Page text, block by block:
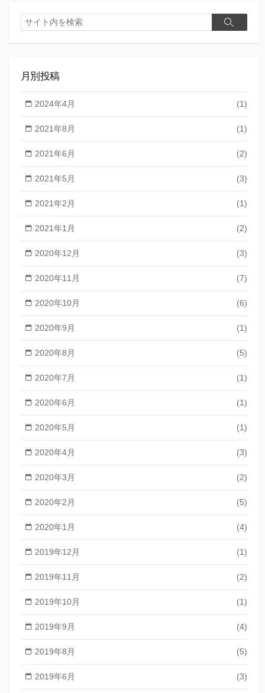
検
索
検
月別投稿
2024年4月 (1)
2021年8月 (1)
2021年6月 (2)
2021年5月 (3)
2021年2月 (1)
2021年1月 (2)
2020年12月 (3)
2020年11月 (7)
2020年10月 (6)
2020年9月 (1)
2020年8月 (5)
2020年7月 (1)
2020年6月 (1)
2020年5月 (1)
2020年4月 (3)
2020年3月 (2)
2020年2月 (5)
2020年1月 (4)
2019年12月 (1)
2019年11月 (2)
2019年10月 (1)
2019年9月 (4)
2019年8月 (5)
2019年6月 (3)